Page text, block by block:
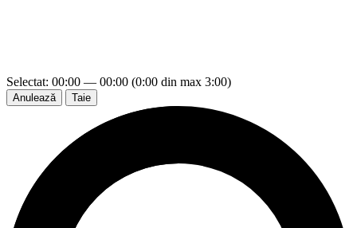
Selectat: 00:00 — 00:00 (0:00 din max 3:00)
Anulează Taie